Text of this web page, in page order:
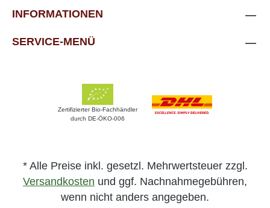
INFORMATIONEN
SERVICE-MENÜ
Zertifizierter Bio-Fachhändler
durch DE-ÖKO-006
* Alle Preise inkl. gesetzl. Mehrwertsteuer zzgl.
Versandkosten und ggf. Nachnahmegebühren,
wenn nicht anders angegeben.